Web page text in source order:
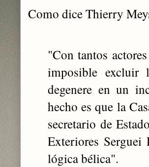
Como dice Thierry
"Con tantos
imposible excluir
degenere en un
hecho es ‎que la
secretario de
Exteriores Serguei
lógica bélica".